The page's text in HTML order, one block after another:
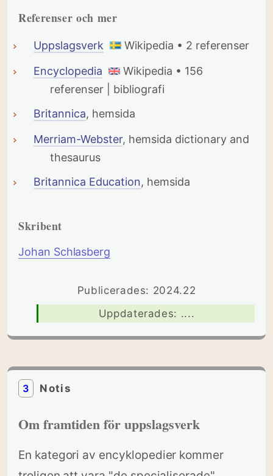
Referenser och mer
Uppslagsverk
Wikipedia • 2 referenser
Encyclopedia
Wikipedia • 156
referenser | bibliografi
Britannica, hemsida
Merriam-Webster, hemsida dictionary and
thesaurus
Britannica Education, hemsida
Skribent
Johan Schlasberg
Publicerades: 2024.22
Uppdaterades: ....
3 Notis
Om framtiden för uppslagsverk
En kategori av encyklopedier kommer